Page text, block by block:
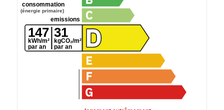
147
kWh/m²
par an
consommation
(énergie primaire)
31
kgCO₂/m²
par an
emissions